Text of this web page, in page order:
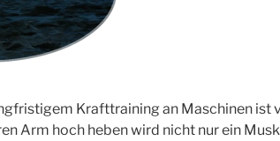
Krafttraining an Maschinen ist
Arm hoch heben wird nicht nur ein